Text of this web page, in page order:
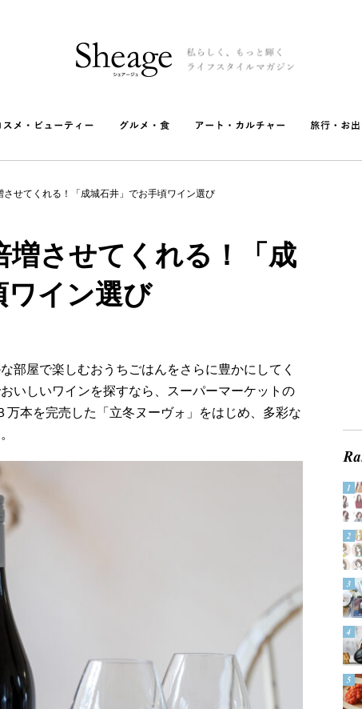
させてくれる！「成城石井」でお手頃ワイン選び
増させてくれる！「成
ワイン選び
部屋で楽しむおうちごはんをさらに豊かにしてく
いしいワインを探すなら、スーパーマーケットの
万本を完売した「立冬ヌーヴォ」をはじめ、多彩な